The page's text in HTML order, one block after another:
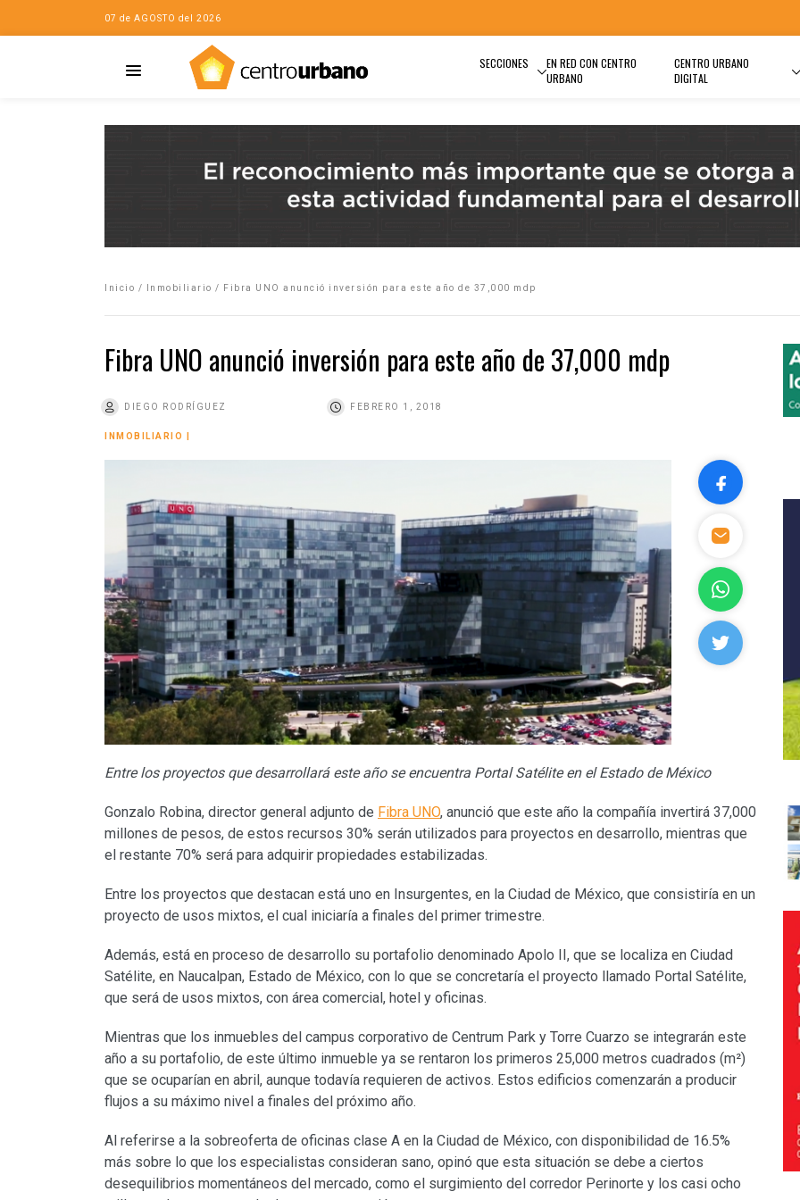
07 de AGOSTO del 2026
SECCIONES
EN RED CON CENTRO
URBANO
CENTRO URBANO
DIGITAL
Inicio / Inmobiliario / Fibra UNO anunció inversión para este año de 37,000 mdp
Fibra UNO anunció inversión para este año de 37,000 mdp
DIEGO RODRÍGUEZ FEBRERO 1, 2018
INMOBILIARIO
Entre los proyectos que desarrollará este año se encuentra Portal Satélite en el Estado de México
Gonzalo Robina, director general adjunto de Fibra UNO, anunció que este año la compañía invertirá 37,000
millones de pesos, de estos recursos 30% serán utilizados para proyectos en desarrollo, mientras que
el restante 70% será para adquirir propiedades estabilizadas.
Entre los proyectos que destacan está uno en Insurgentes, en la Ciudad de México, que consistiría en un
proyecto de usos mixtos, el cual iniciaría a finales del primer trimestre.
Además, está en proceso de desarrollo su portafolio denominado Apolo II, que se localiza en Ciudad
Satélite, en Naucalpan, Estado de México, con lo que se concretaría el proyecto llamado Portal Satélite,
que será de usos mixtos, con área comercial, hotel y oficinas.
Mientras que los inmuebles del campus corporativo de Centrum Park y Torre Cuarzo se integrarán este
año a su portafolio, de este último inmueble ya se rentaron los primeros 25,000 metros cuadrados (m²)
que se ocuparían en abril, aunque todavía requieren de activos. Estos edificios comenzarán a producir
flujos a su máximo nivel a finales del próximo año.
Al referirse a la sobreoferta de oficinas clase A en la Ciudad de México, con disponibilidad de 16.5%
más sobre lo que los especialistas consideran sano, opinó que esta situación se debe a ciertos
desequilibrios momentáneos del mercado, como el surgimiento del corredor Perinorte y los casi ocho